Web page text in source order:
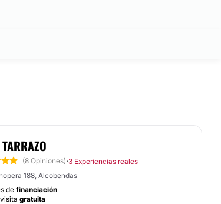
(8 Opiniones)·3 Experiencias reales
188, Alcobendas
definanciación
gratuita